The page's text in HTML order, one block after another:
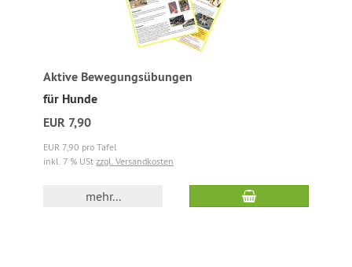
Aktive Bewegungsübungen
für Hunde
EUR 7,90
EUR 7,90 pro Tafel
inkl. 7 % USt zzgl. Versandkosten
mehr...